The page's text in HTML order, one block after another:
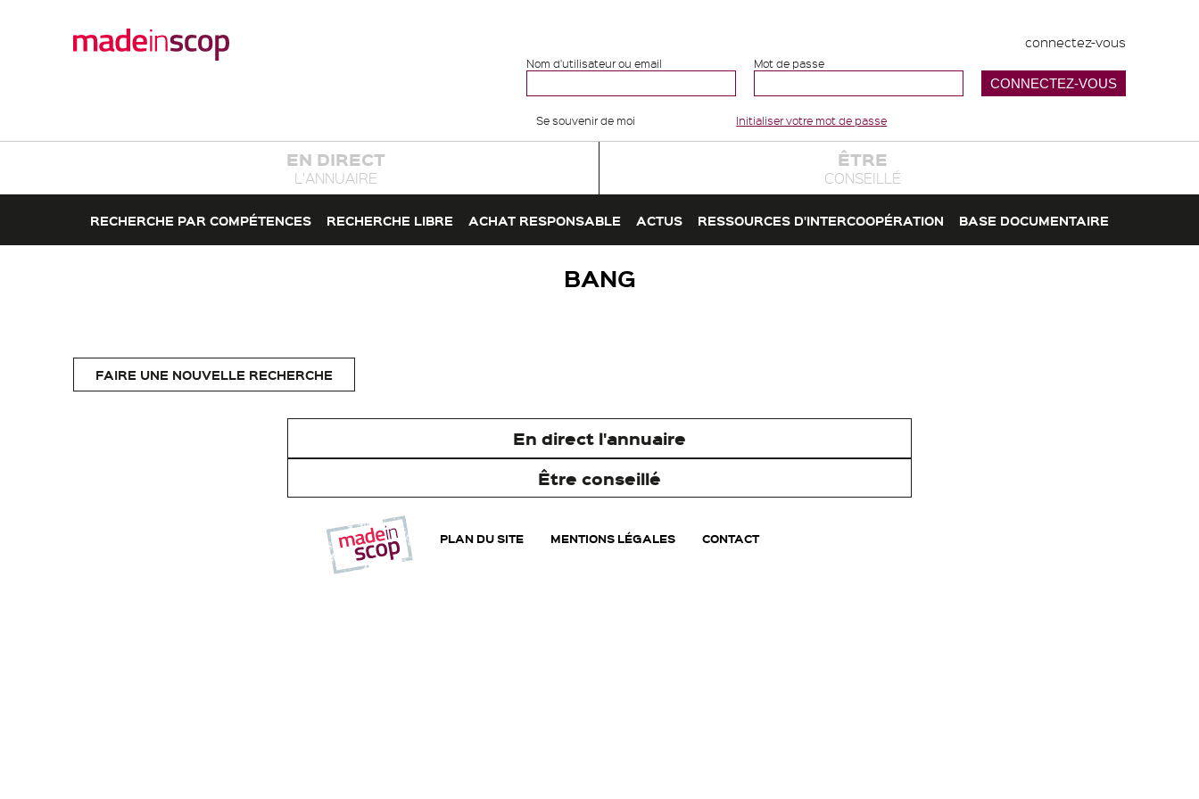
connectez-vous
Nom d'utilisateur ou email Mot de passe
Se souvenir de moi Initialiser votre mot de passe
EN DIRECT
L'ANNUAIRE
ÊTRE
CONSEILLÉ
RECHERCHE PAR COMPÉTENCES RECHERCHE LIBRE ACHAT RESPONSABLE ACTUS RESSOURCES D'INTERCOOPÉRATION BASE DOCUMENTAIRE
BANG
FAIRE UNE NOUVELLE RECHERCHE
En direct l'annuaire
Être conseillé
PLAN DU SITE MENTIONS LÉGALES CONTACT